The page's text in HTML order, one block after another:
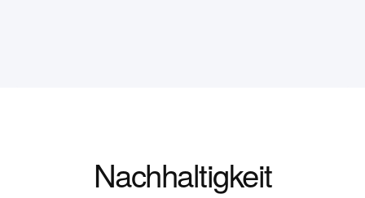
Nachhaltigkeit